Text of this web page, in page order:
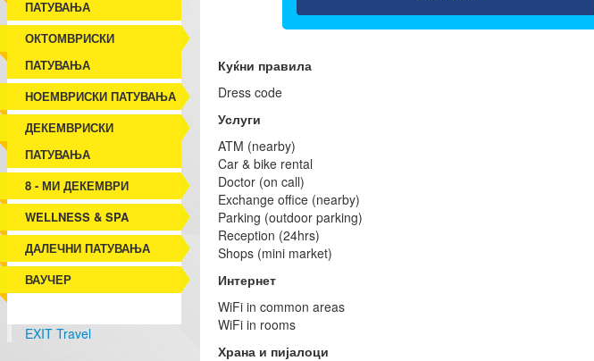
ПАТУВАЊА
ОКТОМВРИСКИ
ПАТУВАЊА
НОЕМВРИСКИ ПАТУВАЊА
ДЕКЕМВРИСКИ
ПАТУВАЊА
8 - МИ ДЕКЕМВРИ
WELLNESS & SPA
ДАЛЕЧНИ ПАТУВАЊА
ВАУЧЕР
EXIT Travel
Куќни правила
Dress code
Услуги
ATM (nearby)
Car & bike rental
Doctor (on call)
Exchange office (nearby)
Parking (outdoor parking)
Reception (24hrs)
Shops (mini market)
Интернет
WiFi in common areas
WiFi in rooms
Храна и пијалоци